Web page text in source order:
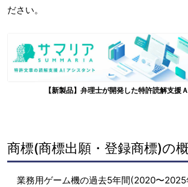
ださい。
【新製品】弁理士が開発した特許読解支援
商標(商標出願・登録商標)の
業務用ゲーム機の過去5年間(2020〜